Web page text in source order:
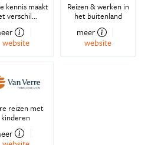
kennis maakt
verschil...
website
Reizen & werken in
het buitenland
meer
website
reizen met
kinderen